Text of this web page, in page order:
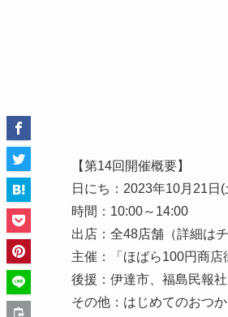
【第14回開催概要】
日にち：2023年10月21日(
時間：10:00～14:00
出店：全48店舗（詳細は
主催：「ほばら100円商
後援：伊達市、福島民報
その他：はじめてのおつ